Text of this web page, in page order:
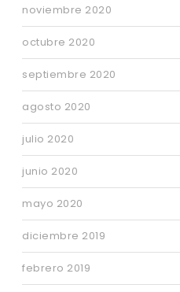
noviembre 2020
octubre 2020
septiembre 2020
agosto 2020
julio 2020
junio 2020
mayo 2020
diciembre 2019
febrero 2019